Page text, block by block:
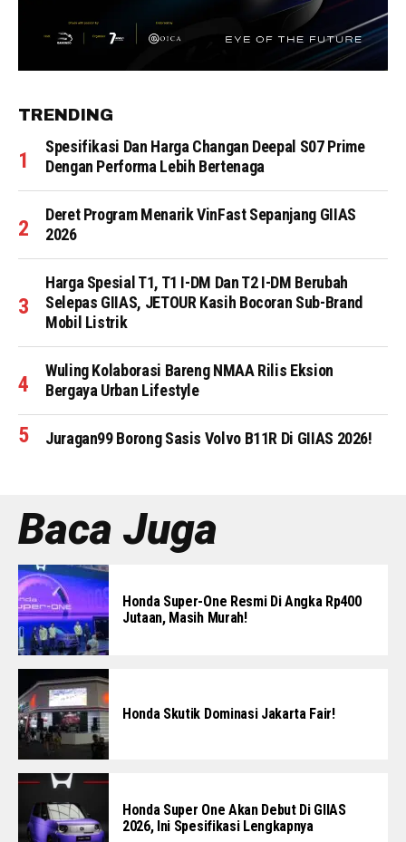
TRENDING
Spesifikasi Dan Harga Changan Deepal S07 Prime
Dengan Performa Lebih Bertenaga
Deret Program Menarik VinFast Sepanjang GIIAS
2026
Harga Spesial T1, T1 I-DM Dan T2 I-DM Berubah
Selepas GIIAS, JETOUR Kasih Bocoran Sub-Brand
Mobil Listrik
Wuling Kolaborasi Bareng NMAA Rilis Eksion
Bergaya Urban Lifestyle
Juragan99 Borong Sasis Volvo B11R Di GIIAS 2026!
Baca Juga
Honda Super-One Resmi Di Angka Rp400
Jutaan, Masih Murah!
Honda Skutik Dominasi Jakarta Fair!
Honda Super One Akan Debut Di GIIAS
2026, Ini Spesifikasi Lengkapnya